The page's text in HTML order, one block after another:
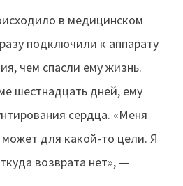
в медицинском
подключили к аппарату
чем спасли ему жизнь.
шестнадцать дней, ему
сердца. «Меня
может для какой-то цели. Я
возврата нет», —